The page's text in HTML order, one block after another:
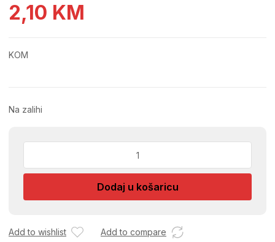
2,10 KM
KOM
Na zalihi
CEKIC
ECS
količina
Dodaj u košaricu
Add to wishlist Add to compare